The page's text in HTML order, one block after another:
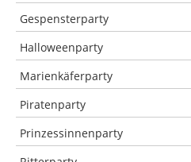
Gespensterparty
Halloweenparty
Marienkäferparty
Piratenparty
Prinzessinnenparty